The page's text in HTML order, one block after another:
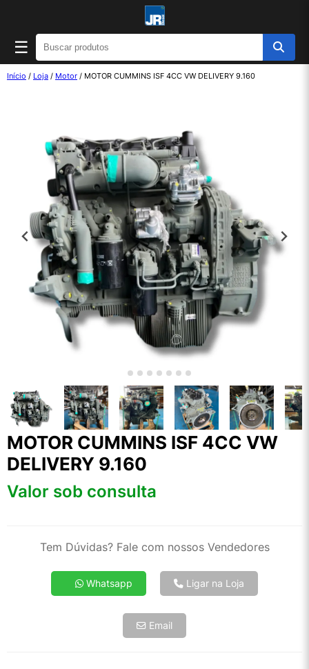
☰
Início / Loja / Motor / MOTOR CUMMINS ISF 4CC VW DELIVERY 9.160
MOTOR CUMMINS ISF 4CC VW
DELIVERY 9.160
Valor sob consulta
Tem Dúvidas? Fale com nossos Vendedores
Whatsapp Ligar na Loja
Email